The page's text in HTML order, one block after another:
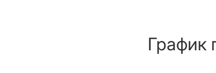
График